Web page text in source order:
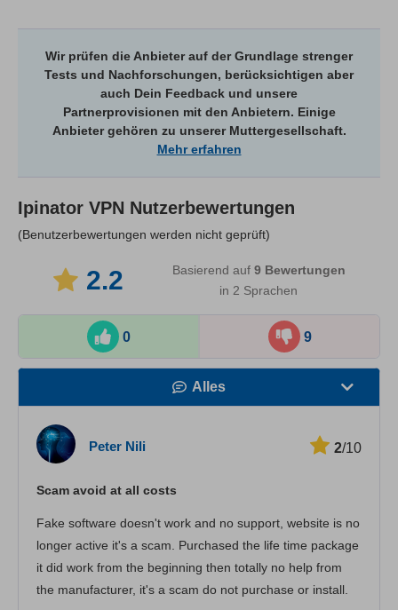
Wir prüfen die Anbieter auf der Grundlage strenger
Tests und Nachforschungen, berücksichtigen aber
auch Dein Feedback und unsere
Partnerprovisionen mit den Anbietern. Einige
Anbieter gehören zu unserer Muttergesellschaft.
Mehr erfahren
Ipinator VPN Nutzerbewertungen
(Benutzerbewertungen werden nicht geprüft)
2.2 Basierend auf 9Bewertungen
in 2 Sprachen
0 9
Alles
Kundenservice
Peter Nili 2/10
Scam avoid at all costs
Fake software doesn't work and no support, website is no
longer active it's a scam. Purchased the life time package
it did work from the beginning then totally no help from
the manufacturer, it's a scam do not purchase or install.